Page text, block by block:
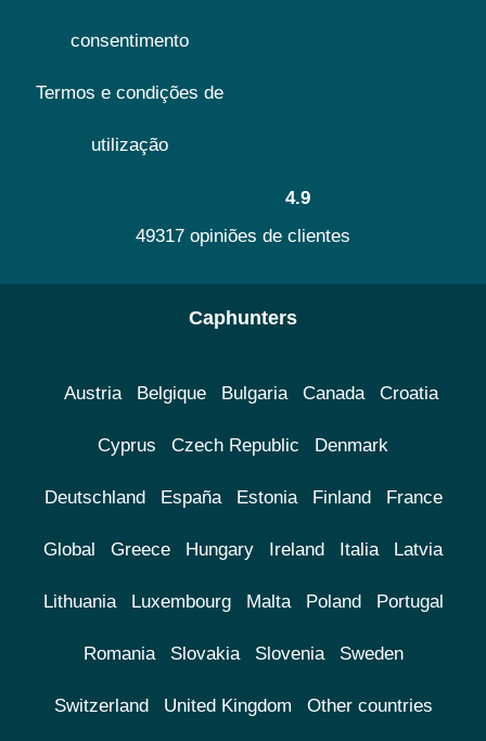
consentimento
Termos e condições de
utilização
4.9
49317 opiniões de clientes
Caphunters
Austria Belgique Bulgaria Canada Croatia
Cyprus Czech Republic Denmark
Deutschland España Estonia Finland France
Global Greece Hungary Ireland Italia Latvia
Lithuania Luxembourg Malta Poland Portugal
Romania Slovakia Slovenia Sweden
Switzerland United Kingdom Other countries